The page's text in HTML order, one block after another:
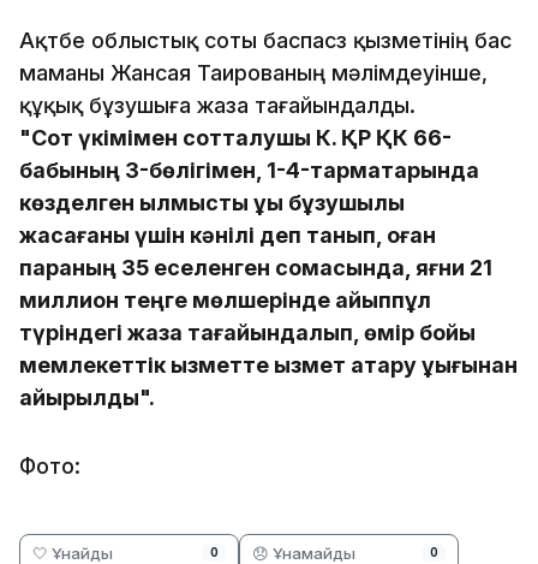
Ақтөбе облыстық соты баспасөз қызметінің бас
маманы Жансая Таированың мәлімдеуінше,
құқық бұзушыға жаза тағайындалды.
"Сот үкімімен сотталушы К. ҚР ҚК 66-
бабының 3-бөлігімен, 1-4-тармақтарында
көзделген қылмыстық құқық бұзушылық
жасағаны үшін кәнілі деп танып, оған
параның 35 еселенген сомасында, яғни 21
миллион теңге мөлшерінде айыппұл
түріндегі жаза тағайындалып, өмір бойы
мемлекеттік қызметте қызмет атқару құқығынан
айырылды".
Фото:
🤍 Ұнайды 0 😞 Ұнамайды 0